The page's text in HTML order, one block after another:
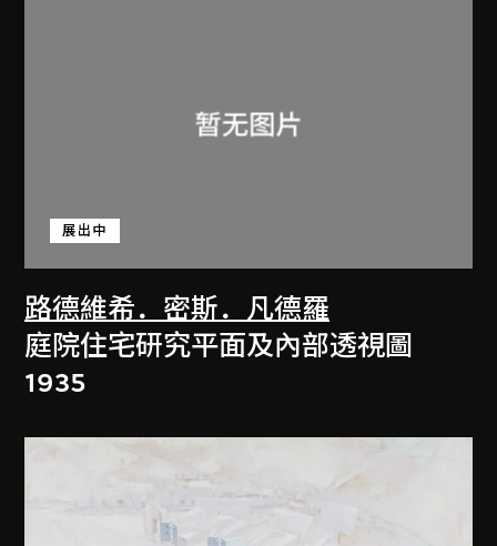
路德維希．密斯．凡德羅
展出中
庭院住宅研究平面及內部透視圖
1935